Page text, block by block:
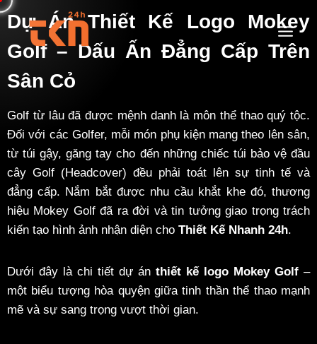
Dự Án Thiết Kế Logo Mokey
Golf – Dấu Ấn Đẳng Cấp Trên
Sân Cỏ
Golf từ lâu đã được mệnh danh là môn thể thao quý tộc.
Đối với các Golfer, mỗi món phụ kiện mang theo lên sân,
từ túi gậy, găng tay cho đến những chiếc túi bảo vệ đầu
cây Golf (Headcover) đều phải toát lên sự tinh tế và
đẳng cấp. Nắm bắt được nhu cầu khắt khe đó, thương
hiệu Mokey Golf đã ra đời và tin tưởng giao trọng trách
kiến tạo hình ảnh nhận diện cho Thiết Kế Nhanh 24h.
Dưới đây là chi tiết dự án thiết kế logo Mokey Golf –
một biểu tượng hòa quyện giữa tinh thần thể thao mạnh
mẽ và sự sang trọng vượt thời gian.